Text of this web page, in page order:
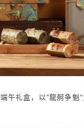
端午礼盒，以“龍舸争魁